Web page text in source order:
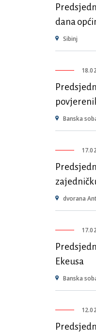
dana
Sibinj
Banska
dvorana
Ekeusa
Banska